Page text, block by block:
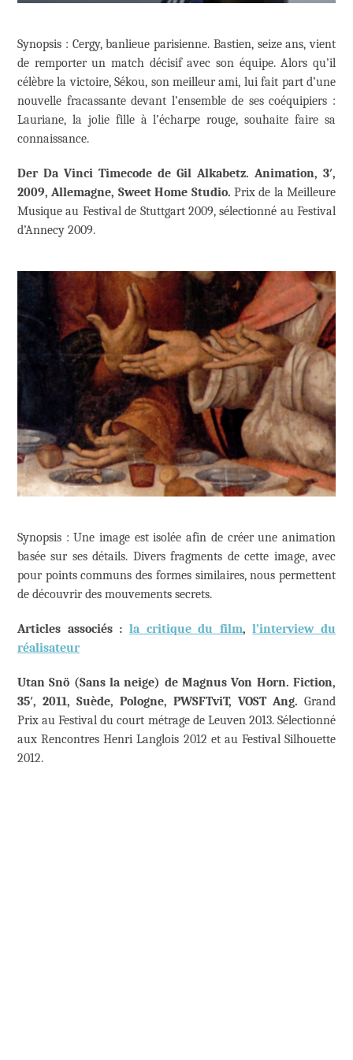
Synopsis : Cergy, banlieue parisienne. Bastien, seize ans, vient
de remporter un match décisif avec son équipe. Alors qu’il
célèbre la victoire, Sékou, son meilleur ami, lui fait part d’une
nouvelle fracassante devant l’ensemble de ses coéquipiers :
Lauriane, la jolie fille à l’écharpe rouge, souhaite faire sa
connaissance.
Der Da Vinci Timecode de Gil Alkabetz. Animation, 3′,
2009, Allemagne, Sweet Home Studio. Prix de la Meilleure
Musique au Festival de Stuttgart 2009, sélectionné au Festival
d’Annecy 2009.
Synopsis : Une image est isolée afin de créer une animation
basée sur ses détails. Divers fragments de cette image, avec
pour points communs des formes similaires, nous permettent
de découvrir des mouvements secrets.
Articles associés : la critique du film,l’interview du
réalisateur
Utan Snö (Sans la neige) de Magnus Von Horn. Fiction,
35′, 2011, Suède, Pologne, PWSFTviT, VOST Ang. Grand
Prix au Festival du court métrage de Leuven 2013. Sélectionné
aux Rencontres Henri Langlois 2012 et au Festival Silhouette
2012.